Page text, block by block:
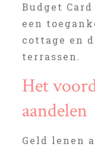
Budget
een
cottage en
terrassen.
Het
aandelen
Geld lenen